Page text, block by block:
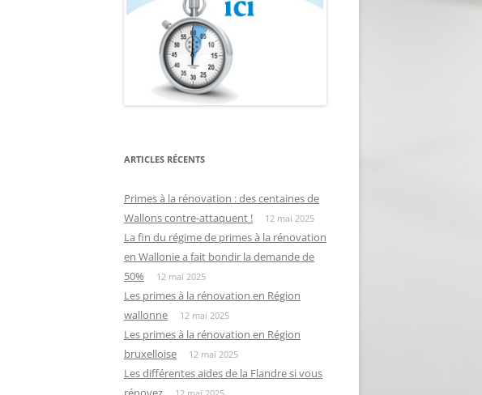
ARTICLES RÉCENTS
Primes à la rénovation : des centaines de
Wallons contre-attaquent !
12 mai 2025
La fin du régime de primes à la rénovation
en Wallonie a fait bondir la demande de
50%
12 mai 2025
Les primes à la rénovation en Région
wallonne
12 mai 2025
Les primes à la rénovation en Région
bruxelloise
12 mai 2025
Les différentes aides de la Flandre si vous